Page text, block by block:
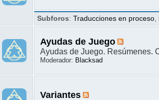
Subforos:Traducciones en proceso
Ayudas de Juego
Ayudas de Juego. Resúmenes.
Moderador: Blacksad
Variantes